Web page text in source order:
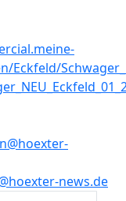
news.de